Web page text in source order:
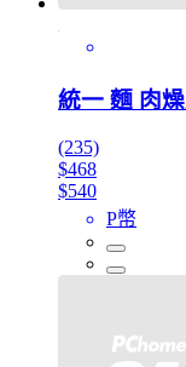
統一 麵 肉
(235)
$468
$540
P幣